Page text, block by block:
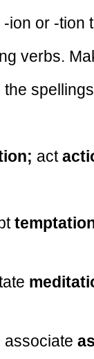
-ion or -tion
verbs.
act
associate